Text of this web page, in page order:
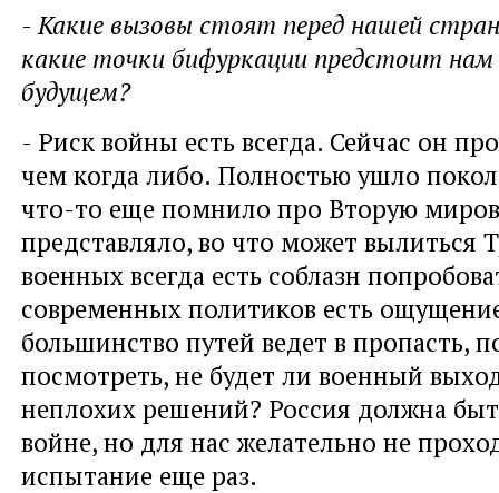
- Какие вызовы стоят перед нашей
какие точки бифуркации предстоит
будущем?
- Риск войны есть всегда. Сейчас он
чем когда либо. Полностью ушло
что-то еще помнило про Вторую
представляло, во что может вылиться
военных всегда есть соблазн
современных политиков есть
большинство путей ведет в пропасть,
посмотреть, не будет ли военный
неплохих решений? Россия должна
войне, но для нас желательно не
испытание еще раз.